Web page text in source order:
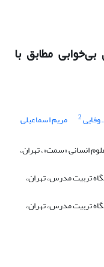
مطابق با
وفایی2 مریم اسماعیلی
انسانی «سمت»، تهران،
تربیت مدرس، تهران،
تربیت مدرس، تهران،